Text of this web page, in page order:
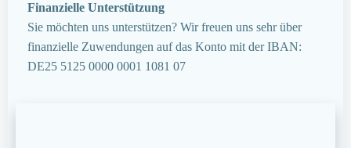
Finanzielle Unterstützung
Sie möchten uns unterstützen? Wir freuen uns sehr über
finanzielle Zuwendungen auf das Konto mit der IBAN:
DE25 5125 0000 0001 1081 07